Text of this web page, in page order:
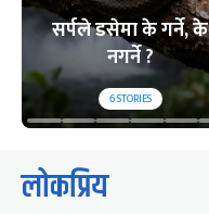
सर्पले डसेमा के गर्ने, के
नगर्ने ?
6STORIES
लोकप्रिय